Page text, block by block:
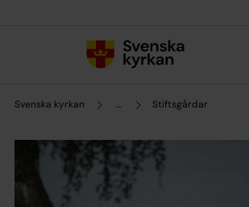
Svenska kyrkan ... Stiftsgårdar